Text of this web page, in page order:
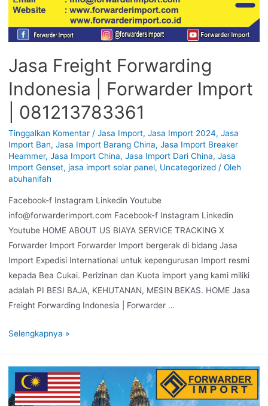
Jasa Freight Forwarding
Indonesia | Forwarder Import
| 081213783361
Tinggalkan Komentar / Jasa Import, Jasa Import 2024, Jasa
Import Ban, Jasa Import Barang China, Jasa Import Breaker
Heammer, Jasa Import China, Jasa Import Dari China, Jasa
Import Genset, jasa import solar panel, Uncategorized/ Oleh
abuhanifah
Facebook-f Instagram Linkedin Youtube
info@forwarderimport.com Facebook-f Instagram Linkedin
Youtube HOME ABOUT US BIAYA SERVICE TRACKING X
Forwarder Import Forwarder Import bergerak di bidang Jasa
Import Expedisi International untuk kepengurusan Import resmi
kepada Bea Cukai. Perizinan dan Kuota import yang kami miliki
adalah PI BESI BAJA, KEHUTANAN, MESIN BEKAS. HOME Jasa
Freight Forwarding Indonesia | Forwarder …
Selengkapnya »